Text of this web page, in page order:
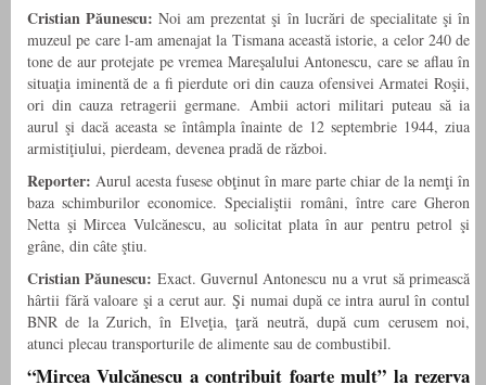
Cristian Păunescu: Noi am prezentat şi în lucrări de specialitate şi în
muzeul pe care l-am amenajat la Tismana această istorie, a celor 240 de
tone de aur protejate pe vremea Mareşalului Antonescu, care se aflau în
situaţia iminentă de a fi pierdute ori din cauza ofensivei Armatei Roşii,
ori din cauza retragerii germane. Ambii actori militari puteau să ia
aurul şi dacă aceasta se întâmpla înainte de 12 septembrie 1944, ziua
armistiţiului, pierdeam, devenea pradă de război.
Reporter: Aurul acesta fusese obţinut în mare parte chiar de la nemţi în
baza schimburilor economice. Specialiştii români, între care Gheron
Netta şi Mircea Vulcănescu, au solicitat plata în aur pentru petrol şi
grâne, din câte ştiu.
Cristian Păunescu: Exact. Guvernul Antonescu nu a vrut să primească
hârtii fără valoare şi a cerut aur. Şi numai după ce intra aurul în contul
BNR de la Zurich, în Elveţia, ţară neutră, după cum cerusem noi,
atunci plecau transporturile de alimente sau de combustibil.
“Mircea Vulcănescu a contribuit foarte mult” la rezerva